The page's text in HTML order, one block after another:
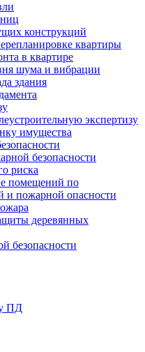
конструкций
квартиры
в квартире
шума и вибрации
здания
экспертизу
имущества
безопасности
риска
помещений по
и пожарной опасности
деревянных
безопасности
ПД